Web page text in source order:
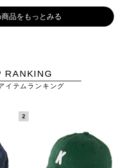
品をもっとみる
RANKING
イテムランキング